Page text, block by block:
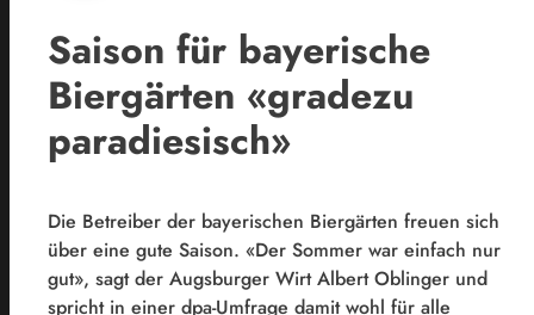
Saison für bayerische
Biergärten «gradezu
paradiesisch»
Die Betreiber der bayerischen Biergärten freuen sich
über eine gute Saison. «Der Sommer war einfach nur
gut», sagt der Augsburger Wirt Albert Oblinger und
spricht in einer dpa-Umfrage damit wohl für alle